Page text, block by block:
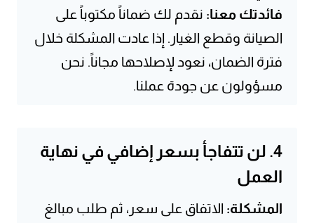
فائدتك معنا: نقدم لك ضماناً مكتوباً على
الصيانة وقطع الغيار. إذا عادت المشكلة خلال
فترة الضمان، نعود لإصلاحها مجاناً. نحن
مسؤولون عن جودة عملنا.
4. لن تتفاجأ بسعر إضافي في نهاية
العمل
المشكلة: الاتفاق على سعر، ثم طلب مبالغ